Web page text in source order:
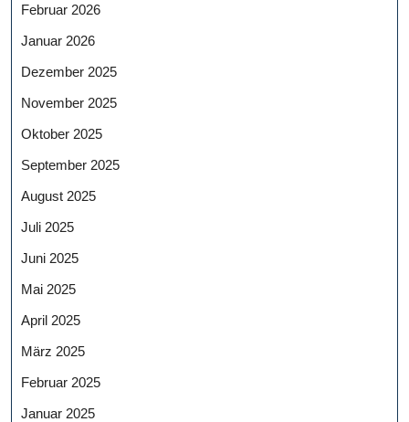
Februar 2026
Januar 2026
Dezember 2025
November 2025
Oktober 2025
September 2025
August 2025
Juli 2025
Juni 2025
Mai 2025
April 2025
März 2025
Februar 2025
Januar 2025